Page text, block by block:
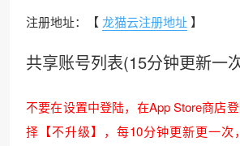
注册地址：【龙猫云注册地址】
共享账号列表(15分钟更新一
不要在设置中登陆，在App Store商店
择【不升级】，每10分钟更新更一次